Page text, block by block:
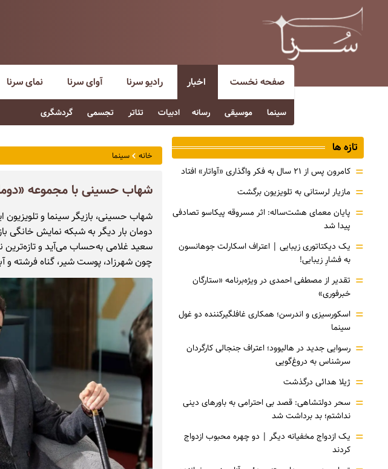
صفحه نخست اخبار
سینما موسیقی رسانه ادبیات تئاتر تجسمی گردشگری
رادیو سرنا آوای سرنا نمای سرنا
خانه سینما
شهاب حسینی با مجموعه
شهاب حسینی، بازیگر سینما و تلویزیون
دومان بار دیگر به شبکه نمایش خانگی
سعید غلامی به‌حساب می‌آید و
چون شهرزاد، پوست شیر، گناه فرشته
تازه ها
= کامرون پس از ۲۱ سال به فکر واگذاری «آواتار» افتاد
= مازیار لرستانی به تلویزیون برگشت
= پایان معمای هشت‌ساله: اثر مسروقه پیکاسو تصادفی
پیدا شد
= یک دیکتاتوری زیبایی | اعتراف اسکارلت جوهانسون
به فشارِ زیبایی!
= تقدیر از مصطفی احمدی در ویژه‌برنامه «ستارگان
خبرفوری»
= اسکورسیزی و اندرسن؛ همکاری غافلگیرکننده دو غول
سینما
= رسوایی جدید در هالیوود؛ اعتراف جنجالی کارگردان
سرشناس به دروغ‌گویی
= ژیلا هدائی درگذشت
= سحر دولتشاهی: قصد بی احترامی به باورهای دینی
نداشتم؛ بد برداشت شد
= یک ازدواج مخفیانه دیگر | دو چهره محبوب ازدواج
کردند